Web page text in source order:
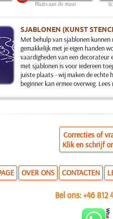
Plaats aan de muur
SJABLONEN (KUNST
Met behulp van sjablonen kunnen
gemakkelijk met je eigen handen
vaardigheden van een
met sjablonen is voor iedereen
juiste plaats - wij maken de echte
beginner kan ermee overweg.
Correcties of
Klik en schrijf
OVER ONS CONTACTEN
Bel ons:+46 812